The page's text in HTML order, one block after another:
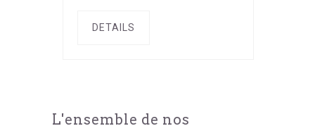
DETAILS
L'ensemble de nos